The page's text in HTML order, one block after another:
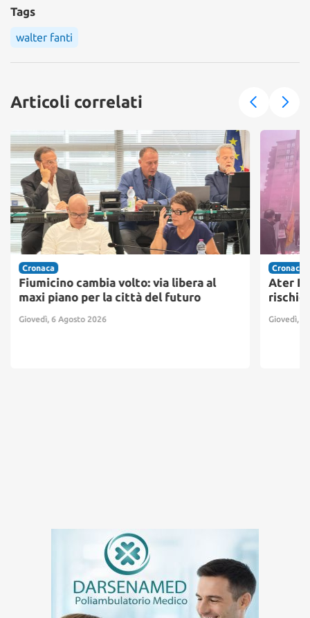
Tags
walter fanti
Articoli correlati
Cronaca
Fiumicino cambia volto: via libera al
maxi piano per la città del futuro
Giovedì, 6 Agosto 2026
Cronaca
Ater
rischio
Giovedì, 6